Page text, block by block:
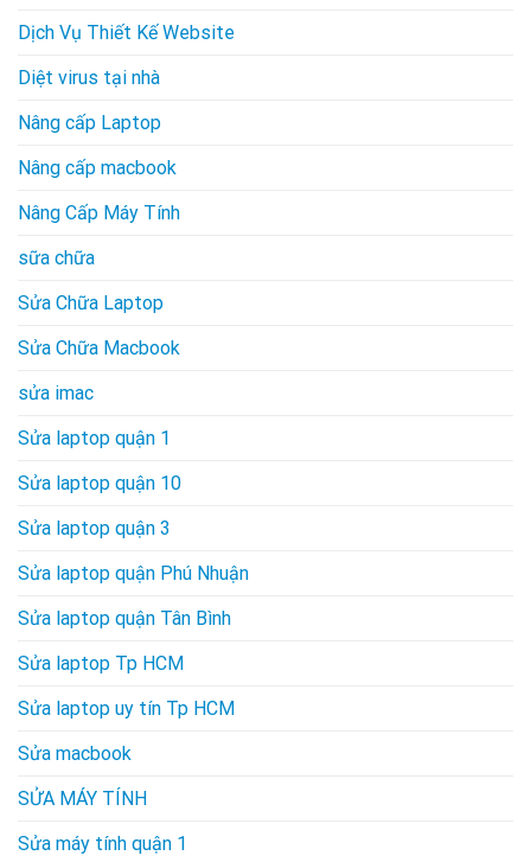
Dịch Vụ Thiết Kế Website
Diệt virus tại nhà
Nâng cấp Laptop
Nâng cấp macbook
Nâng Cấp Máy Tính
sữa chữa
Sửa Chữa Laptop
Sửa Chữa Macbook
sửa imac
Sửa laptop quận 1
Sửa laptop quận 10
Sửa laptop quận 3
Sửa laptop quận Phú Nhuận
Sửa laptop quận Tân Bình
Sửa laptop Tp HCM
Sửa laptop uy tín Tp HCM
Sửa macbook
SỬA MÁY TÍNH
Sửa máy tính quận 1